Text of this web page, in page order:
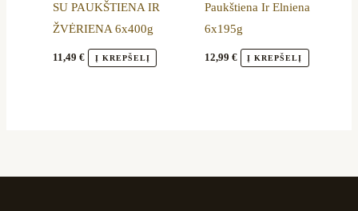
SU PAUKŠTIENA IR
ŽVĖRIENA 6x400g
11,49€ Į KREPŠELĮ
Paukštiena Ir Elniena
6x195g
12,99 € Į KREPŠELĮ